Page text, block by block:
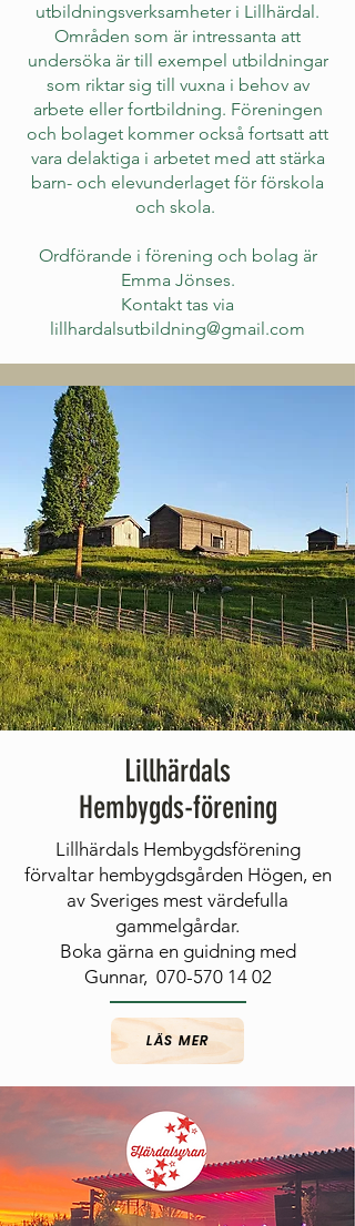
utbildningsverksamheter i Lillhärdal.
Områden som är intressanta att
undersöka är till exempel utbildningar
som riktar sig till vuxna i behov av
arbete eller fortbildning. Föreningen
och bolaget kommer också fortsatt att
vara delaktiga i arbetet med att stärka
barn- och elevunderlaget för förskola
och skola.
Ordförande i förening och bolag är
Emma Jönses.
Kontakt tas via
lillhardalsutbildning@gmail.com
Lillhärdals
Hembygds-förening
Lillhärdals Hembygdsförening
förvaltar hembygdsgården Högen, en
av Sveriges mest värdefulla
gammelgårdar.
Boka gärna en guidning med
Gunnar, 070-570 14 02
LÄS MER